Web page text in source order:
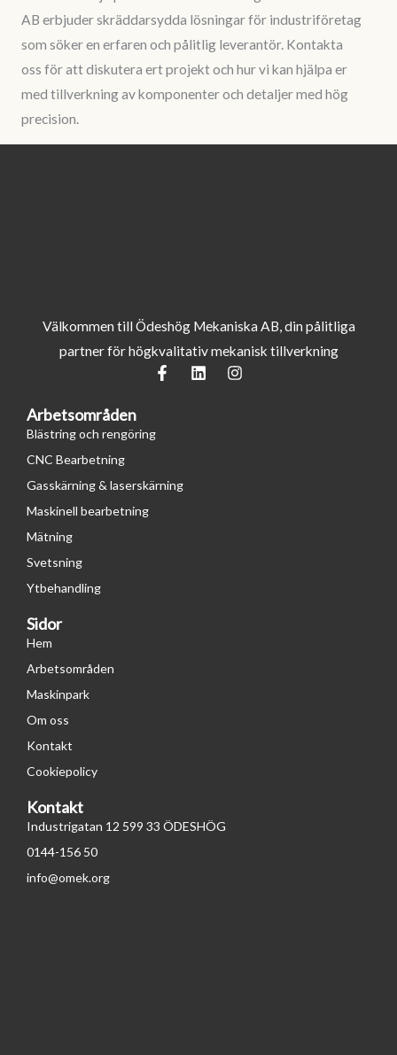
AB erbjuder skräddarsydda lösningar för industriföretag
som söker en erfaren och pålitlig leverantör. Kontakta
oss för att diskutera ert projekt och hur vi kan hjälpa er
med tillverkning av komponenter och detaljer med hög
precision.
Välkommen till Ödeshög Mekaniska AB, din pålitliga
partner för högkvalitativ mekanisk tillverkning
F
a
k
L
i
I
n
Arbetsområden
Blästring och rengöring
CNC Bearbetning
Gasskärning & laserskärning
Maskinell bearbetning
Mätning
Svetsning
Ytbehandling
Sidor
Hem
Arbetsområden
Maskinpark
Om oss
Kontakt
Cookiepolicy
Kontakt
Industrigatan 12 599 33 ÖDESHÖG
0144-156 50
info@omek.org